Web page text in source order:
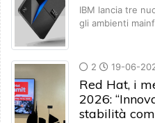
IBM lancia tre
gli ambienti
2 19-06-
Red Hat, i
2026:
stabilità